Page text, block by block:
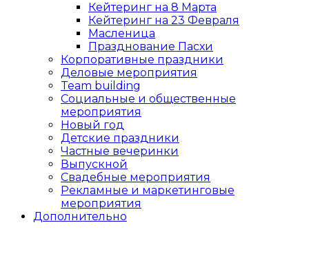
Кейтеринг на 8 Марта
Кейтеринг на 23 Февраля
Масленица
Празднование Пасхи
Корпоративные праздники
Деловые мероприятия
Team building
Социальные и общественные
мероприятия
Новый год
Детские праздники
Частные вечеринки
Выпускной
Свадебные мероприятия
Рекламные и маркетинговые
мероприятия
Дополнительно